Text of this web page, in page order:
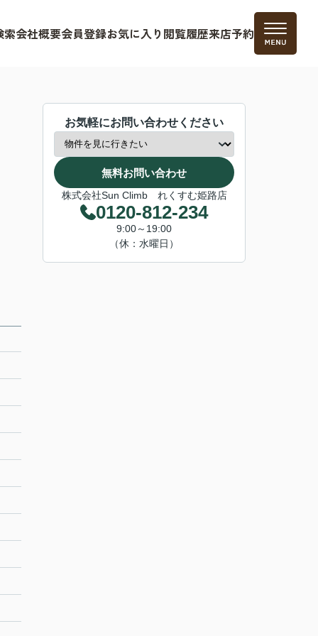
索会社概要会員登録お気に入り 閲覧履歴来店予約
お気軽にお問い合わせください
無料お問い合わせ
株式会社Sun Climb れくすむ姫路店
0120-812-234
9:00～19:00
（休：水曜日）